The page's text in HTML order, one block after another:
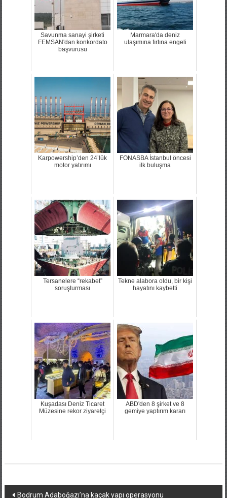
Savunma sanayi şirketi
FEMSAN'dan konkordato
başvurusu
Marmara'da deniz
ulaşımına fırtına engeli
Karpowership’den 24’lük
motor yatırımı
FONASBA İstanbul öncesi
ilk buluşma
Tersanelere “rekabet”
soruşturması
Tekne alabora oldu, bir kişi
hayatını kaybetti
Kuşadası Deniz Ticaret
Müzesine rekor ziyaretçi
ABD'den 8 şirket ve 8
gemiye yaptırım kararı
Yazı